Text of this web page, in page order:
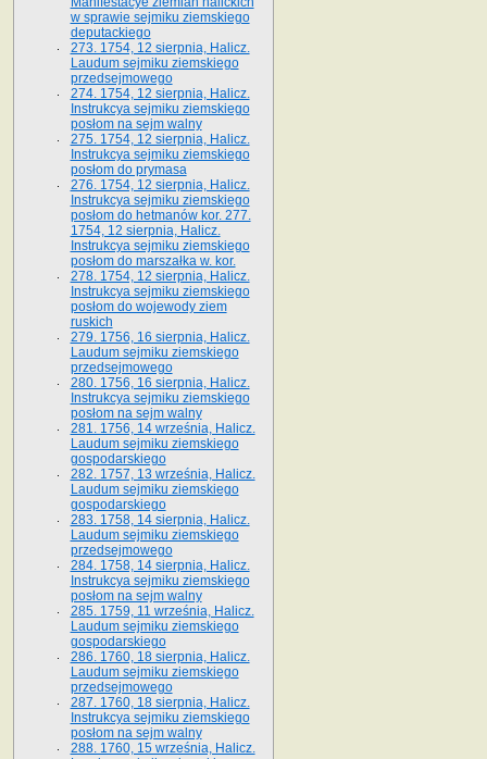
w sprawie sejmiku ziemskiego
deputackiego
273. 1754, 12 sierpnia, Halicz.
Laudum sejmiku ziemskiego
przedsejmowego
274. 1754, 12 sierpnia, Halicz.
Instrukcya sejmiku ziemskiego
posłom na sejm walny
275. 1754, 12 sierpnia, Halicz.
Instrukcya sejmiku ziemskiego
posłom do prymasa
276. 1754, 12 sierpnia, Halicz.
Instrukcya sejmiku ziemskiego
posłom do hetmanów kor. 277.
1754, 12 sierpnia, Halicz.
Instrukcya sejmiku ziemskiego
posłom do marszałka w. kor.
278. 1754, 12 sierpnia, Halicz.
Instrukcya sejmiku ziemskiego
posłom do wojewody ziem
ruskich
279. 1756, 16 sierpnia, Halicz.
Laudum sejmiku ziemskiego
przedsejmowego
280. 1756, 16 sierpnia, Halicz.
Instrukcya sejmiku ziemskiego
posłom na sejm walny
281. 1756, 14 września, Halicz.
Laudum sejmiku ziemskiego
gospodarskiego
282. 1757, 13 września, Halicz.
Laudum sejmiku ziemskiego
gospodarskiego
283. 1758, 14 sierpnia, Halicz.
Laudum sejmiku ziemskiego
przedsejmowego
284. 1758, 14 sierpnia, Halicz.
Instrukcya sejmiku ziemskiego
posłom na sejm walny
285. 1759, 11 września, Halicz.
Laudum sejmiku ziemskiego
gospodarskiego
286. 1760, 18 sierpnia, Halicz.
Laudum sejmiku ziemskiego
przedsejmowego
287. 1760, 18 sierpnia, Halicz.
Instrukcya sejmiku ziemskiego
posłom na sejm walny
288. 1760, 15 września, Halicz.